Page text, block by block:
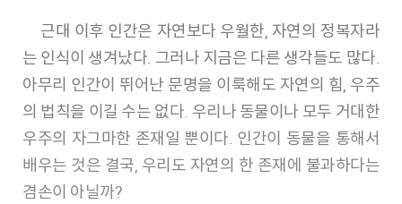
근대 이후 인간은 자연보다 우월한, 자연의 정복자라
는 인식이 생겨났다. 그러나 지금은 다른 생각들도 많다.
아무리 인간이 뛰어난 문명을 이룩해도 자연의 힘, 우주
의 법칙을 이길 수는 없다. 우리나 동물이나 모두 거대한
우주의 자그마한 존재일 뿐이다. 인간이 동물을 통해서
배우는 것은 결국, 우리도 자연의 한 존재에 불과하다는
겸손이 아닐까?